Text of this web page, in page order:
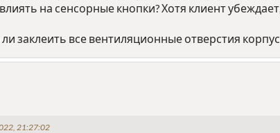
на сенсорные кнопки? Хотя клиент
заклеить все вентиляционные отверстия
21:27:02